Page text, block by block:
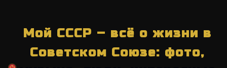
Мой СССР – всё о жизни в
Советском Союзе: фото,